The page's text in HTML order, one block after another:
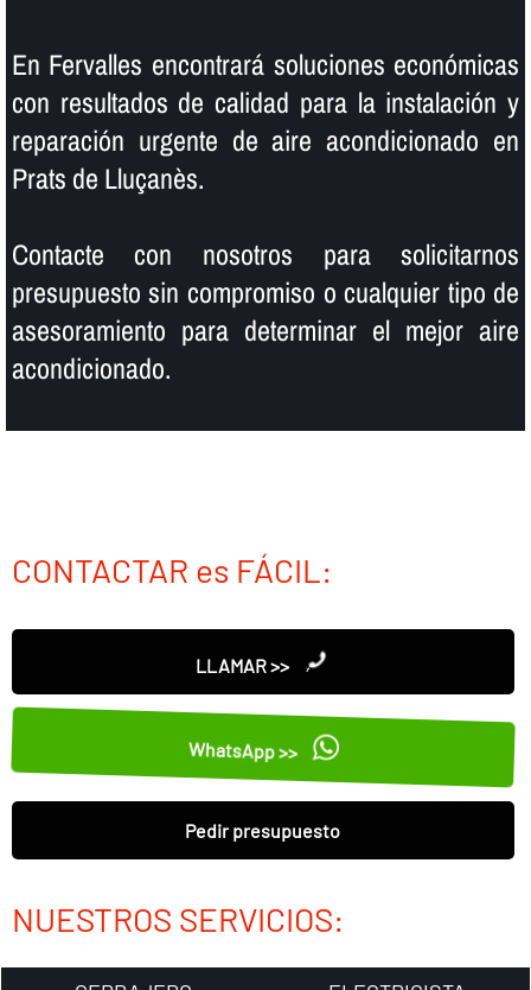
En Fervalles encontrará soluciones económicas
con resultados de calidad para la instalación y
reparación urgente de aire acondicionado en
Prats de Lluçanès.
Contacte con nosotros para solicitarnos
presupuesto sin compromiso o cualquier tipo de
asesoramiento para determinar el mejor aire
acondicionado.
CONTACTAR es FÁCIL:
LLAMAR >>
WhatsApp >>
Pedir presupuesto
NUESTROS SERVICIOS: